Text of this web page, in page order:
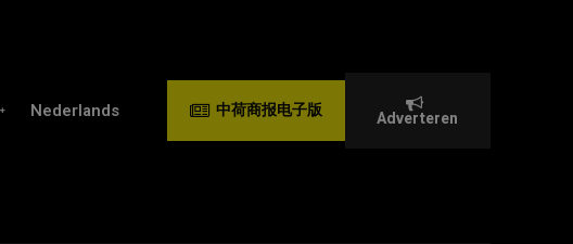
Nederlands 中荷商报电子版 Adverteren